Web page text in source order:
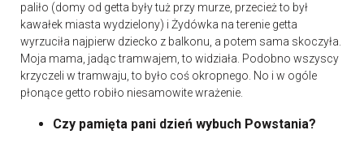
paliło (domy od getta były tuż przy murze, przecież to był
kawałek miasta wydzielony) i Żydówka na terenie getta
wyrzuciła najpierw dziecko z balkonu, a potem sama skoczyła.
Moja mama, jadąc tramwajem, to widziała. Podobno wszyscy
krzyczeli w tramwaju, to było coś okropnego. No i w ogóle
płonące getto robiło niesamowite wrażenie.
Czy pamięta pani dzień wybuch Powstania?